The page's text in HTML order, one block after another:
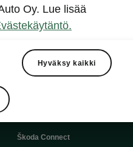
Ajoakku ja turvallisuus
Ohjelmiston päivitys
Kotilataus
Latauspisteet kartalla
Škoda Connect
Oy. Lue lisää
Hyväksy kaikki